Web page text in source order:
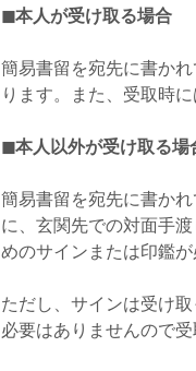
◼本人が受け取る場合
簡易書留を宛先に書か
ります。また、受取時
◼本人以外が受け取る場
簡易書留を宛先に書か
に、玄関先での対面手
めのサインまたは印鑑が
ただし、サインは受け
必要はありませんので